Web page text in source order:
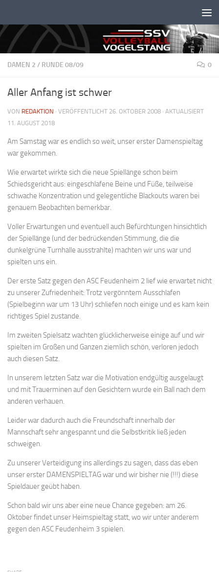
DAMEN 2 / RUNDE 08/09 0
Aller Anfang ist schwer
VON REDAKTION · VERÖFFENTLICHT 26. OKTOBER 2008 · AKTUALISIERT
11. AUGUST 2018
Am Samstag war es endlich so weit, unser erster Damenspieltag
war gekommen.
Wie erwartet wirkte sich die neue Spiellänge schon beim
Schiedsgericht aus: eingeschlafene Beine und Füße, teilweise
schwache Konzentration und gelegentliche Blackouts waren bei
genauem Beobachten bemerkbar.
Voller Erwartungen und eventuell auch Befürchtungen hinsichtlich
der Spiellänge (und der bedrückenden Stimmung, die die
dunkelgrüne Turnhalle ausstrahlte) machten wir uns war und
spielten uns ein.
Der erste Satz gegen den ASC Feudenheim 2 lief wie erwartet nicht
zu unserer Zufriedenheit: Trotz vergönntem Ausschlafen
(Spielbeginn war um 13 Uhr) schliefen noch einige und es kam kein
richtiges Spiel zustande.
Im zweiten Spielsatz wachten glücklicherweise einige auf und wir
spielten im Großen und Ganzen ziemlich schön, verloren jedoch
auch diesen Satz.
In unserem letzten Satz war die Motivation endgültig ausgelaugt
und mit Trauerminen auf den Gesichtern wurde ein Ball nach dem
anderen verhauen.
Leider war dadurch auch die Freundschaft innerhalb der
Mannschaft sehr angespannt und die Selbstkritik ließ jeden
schweigen.
Zu unserer Verteidigung ins allerdings zu sagen, dass das eben
unser erster DAMENSPIELTAG war und wir bisher nie (!!!) diese
Spieldauer geübt haben.
Schon bald wir uns aber eine neue Chance gegeben: am 26.
Oktober findet unser Heimspieltag statt, wo wir unter anderem
gegen den ASC Feudenheim 3 spielen.